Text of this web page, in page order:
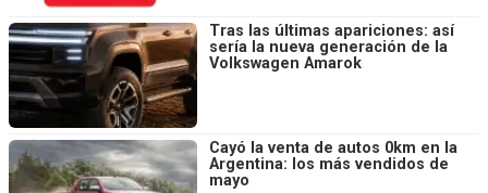
Tras las últimas apariciones: así
sería la nueva generación de la
Volkswagen Amarok
Cayó la venta de autos 0km en la
Argentina: los más vendidos de
mayo